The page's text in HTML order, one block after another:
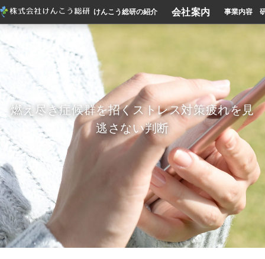
けんこう総研の紹介 会社案内 事業内容
燃え尽き症候群を招くストレス対策疲れを見
逃さない判断